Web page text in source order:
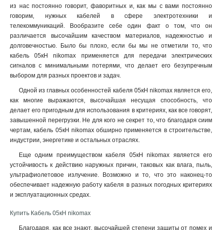
из нас постоянно говорит, фаворитных и, как мы с вами постоянно
говорим, нужных кабелей в сфере электротехники и
телекоммуникаций. Вообразите себе один факт о том, что он
различается высочайшим качеством материалов, надежностью и
долговечностью. Было бы плохо, если бы мы не отметили то, что
кабель 05кН nikomax применяется для передачи электрических
сигналов с минимальными потерями, что делает его безупречным
выбором для разных проектов и задач.
Одной из главных особенностей кабеля 05кН nikomax является его,
как многие выражаются, высочайшая несущая способность, что
делает его пригодным для использования в критериях, как все говорят,
завышенной перегрузки. Не для кого не секрет то, что благодаря сиим
чертам, кабель 05кН nikomax обширно применяется в строительстве,
индустрии, энергетике и остальных отраслях.
Еще одним преимуществом кабеля 05кН nikomax является его
устойчивость к действию наружных причин, таковых как влага, пыль,
ультрафиолетовое излучение. Возможно и то, что это наконец-то
обеспечивает надежную работу кабеля в разных погодных критериях
и эксплуатационных средах.
Купить Кабель 05кН nikomax
Благодаря, как все знают, высочайшей степени защиты от помех и